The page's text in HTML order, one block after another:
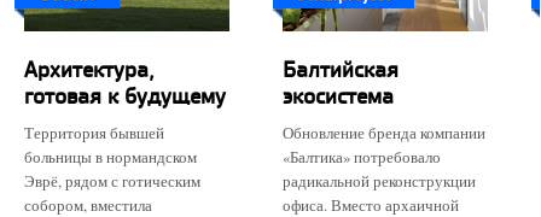
Архитектура,
готовая к будущему
Территория бывшей
больницы в нормандском
Эврё, рядом с готическим
собором, вместила
Балтийская
экосистема
Обновление бренда компании
«Балтика» потребовало
радикальной реконструкции
офиса. Вместо архаичной